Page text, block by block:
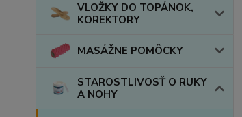
VLOŽKY DO TOPÁNOK,
KOREKTORY
MASÁŽNE POMÔCKY
STAROSTLIVOSŤ O RUKY
A NOHY